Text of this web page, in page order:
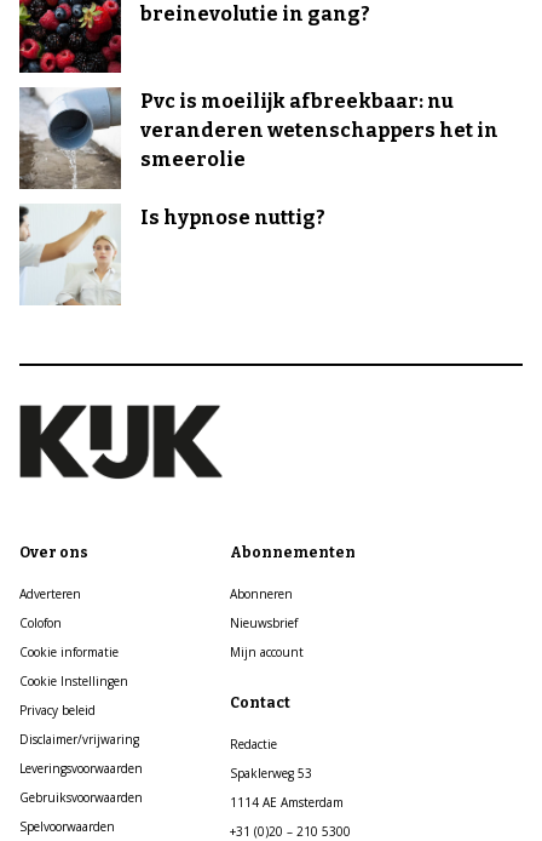
breinevolutie in gang?
Pvc is moeilijk afbreekbaar: nu
veranderen wetenschappers het in
smeerolie
Is hypnose nuttig?
Over ons
Adverteren
Colofon
Cookie informatie
Cookie Instellingen
Privacy beleid
Disclaimer/vrijwaring
Leveringsvoorwaarden
Gebruiksvoorwaarden
Spelvoorwaarden
Abonnementen
Abonneren
Nieuwsbrief
Mijn account
Contact
Redactie
Spaklerweg 53
1114 AE Amsterdam
+31 (0)20 – 210 5300